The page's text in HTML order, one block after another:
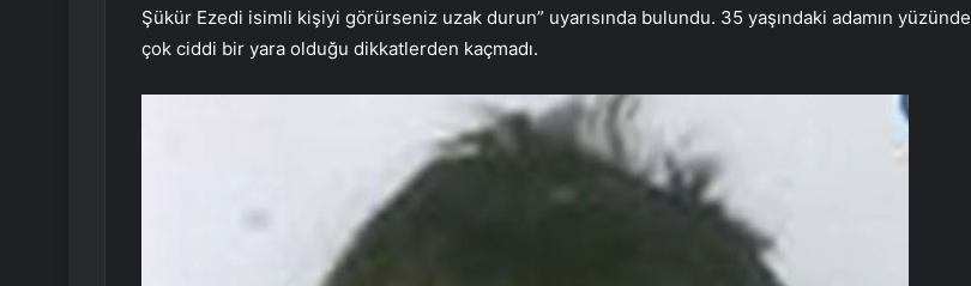
Şükür Ezedi isimli kişiyi görürseniz uzak durun” uyarısında bulundu. 35 yaşındaki adamın yüzünde
çok ciddi bir yara olduğu dikkatlerden kaçmadı.